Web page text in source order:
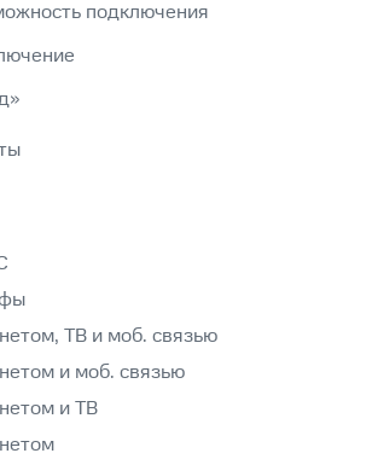
подключения
ТВ и моб. связью
и моб. связью
и ТВ